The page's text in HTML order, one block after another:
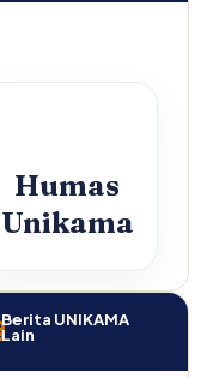
Humas
Unikama
Berita UNIKAMA
Lain